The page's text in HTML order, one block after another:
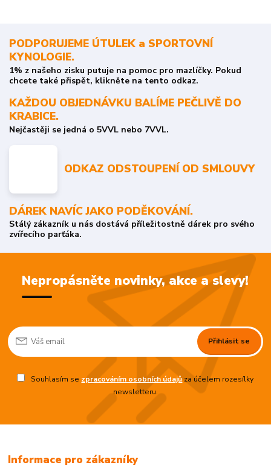
PODPORUJEME ÚTULEK a SPORTOVNÍ
KYNOLOGIE.
1% z našeho zisku putuje na pomoc pro mazlíčky. Pokud
chcete také přispět, klikněte na tento odkaz.
KAŽDOU OBJEDNÁVKU BALÍME PEČLIVĚ DO
KRABICE.
Nejčastěji se jedná o 5VVL nebo 7VVL.
ODKAZ ODSTOUPENÍ OD SMLOUVY
DÁREK NAVÍC JAKO PODĚKOVÁNÍ.
Stálý zákazník u nás dostává příležitostně dárek pro svého
zvířecího parťáka.
Nepropásněte novinky, akce a slevy!
Přihlásit se
Souhlasím se zpracováním osobních údajůza účelem rozesílky
newsletteru.
Informace pro zákazníky